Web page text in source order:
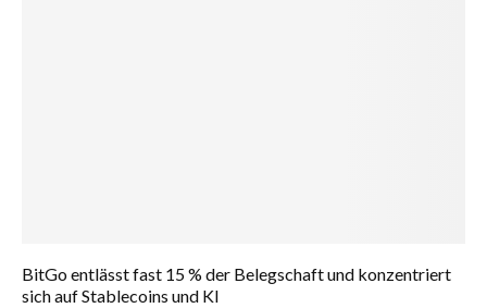
BitGo entlässt fast 15 % der Belegschaft und konzentriert
sich auf Stablecoins und KI